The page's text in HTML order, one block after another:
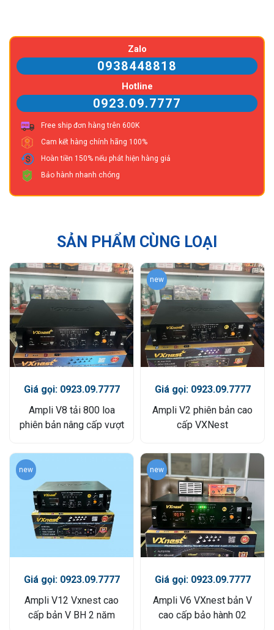
Zalo
0938448818
Hotline
0923.09.7777
Free ship đơn hàng trên 600K
Cam kết hàng chính hãng 100%
Hoàn tiền 150% nếu phát hiện hàng giả
Bảo hành nhanh chóng
SẢN PHẨM CÙNG LOẠI
Giá gọi: 0923.09.7777
Ampli V8 tải 800 loa
phiên bản nâng cấp vượt
new
Giá gọi: 0923.09.7777
Ampli V2 phiên bản cao
cấp VXNest
new
Giá gọi: 0923.09.7777
Ampli V12 Vxnest cao
cấp bản V BH 2 năm
new
Giá gọi: 0923.09.7777
Ampli V6 VXnest bản V
cao cấp bảo hành 02